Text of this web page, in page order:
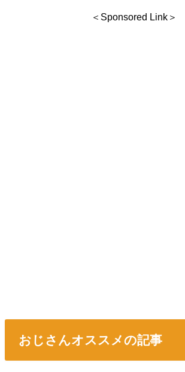
＜Sponsored Link＞
おじさんオススメの記事